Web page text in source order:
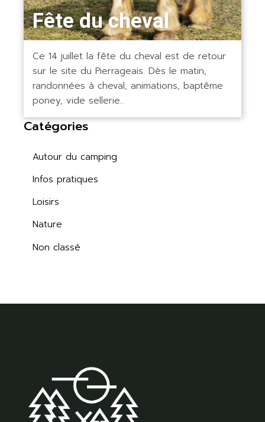
Fête du cheval
Ce 14 juillet la fête du cheval est de retour
sur le site du Pierrageais. Dès le matin,
randonnées à cheval, animations, baptême
poney, vide sellerie..
Catégories
Autour du camping
Infos pratiques
Loisirs
Nature
Non classé